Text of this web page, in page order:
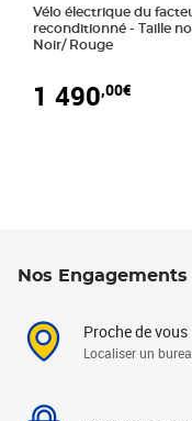
Vélo électrique du
reconditionné - Taille normale -
Noir/ Rouge
1 490,00€
Nos Engagements
Proche de vous
Localiser un